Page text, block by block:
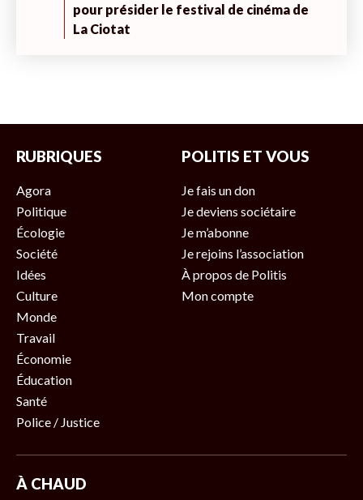
pour présider le festival de cinéma de
La Ciotat
RUBRIQUES
Agora
Politique
Écologie
Société
Idées
Culture
Monde
Travail
Économie
Éducation
Santé
Police / Justice
POLITIS ET VOUS
Je fais un don
Je deviens sociétaire
Je m’abonne
Je rejoins l’association
À propos de Politis
Mon compte
À CHAUD